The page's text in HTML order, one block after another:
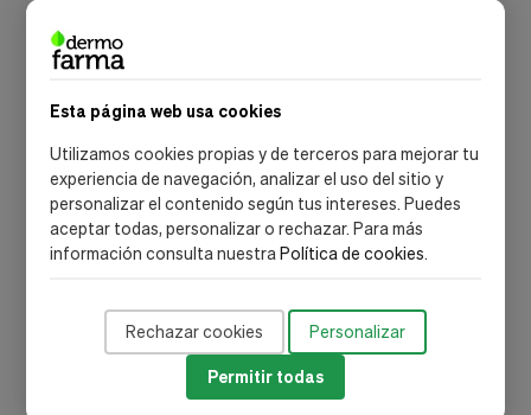
Esta página web usa cookies
Utilizamos cookies propias y de terceros para mejorar tu
experiencia de navegación, analizar el uso del sitio y
personalizar el contenido según tus intereses. Puedes
aceptar todas, personalizar o rechazar. Para más
información consulta nuestraPolítica de cookies.
Rechazar cookies Personalizar
Permitir todas
Artero Peine Carbono
179Mm 1Ud
11,15 €
Añadir al carrito Añadir al carrito
envío gratis